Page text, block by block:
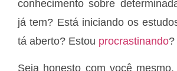
conhecimento sobre
já tem? Está iniciando os
tá aberto? Estou procrastinando?
Seja honesto com você